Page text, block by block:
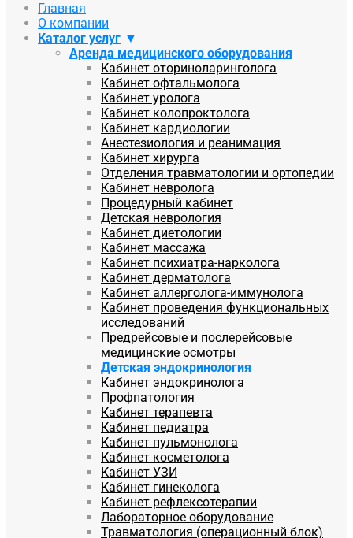
Главная
О компании
Каталог услуг
Аренда медицинского оборудования
Кабинет оториноларинголога
Кабинет офтальмолога
Кабинет уролога
Кабинет колопроктолога
Кабинет кардиологии
Анестезиология и реанимация
Кабинет хирурга
Отделения травматологии и ортопедии
Кабинет невролога
Процедурный кабинет
Детская неврология
Кабинет диетологии
Кабинет массажа
Кабинет психиатра-нарколога
Кабинет дерматолога
Кабинет аллерголога-иммунолога
Кабинет проведения функциональных
исследований
Предрейсовые и послерейсовые
медицинские осмотры
Детская эндокринология
Кабинет эндокринолога
Профпатология
Кабинет терапевта
Кабинет педиатра
Кабинет пульмонолога
Кабинет косметолога
Кабинет УЗИ
Кабинет гинеколога
Кабинет рефлексотерапии
Лабораторное оборудование
Травматология (операционный блок)